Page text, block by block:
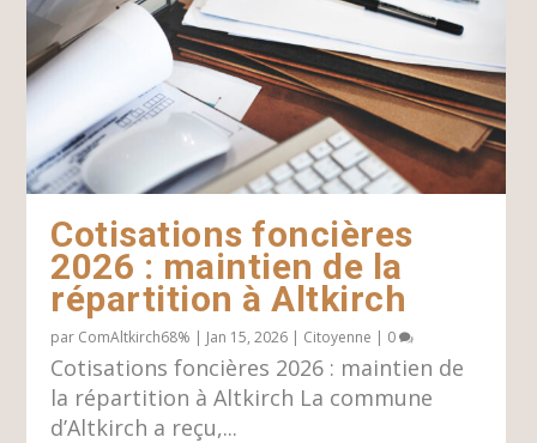
Cotisations foncières
2026 : maintien de la
répartition à Altkirch
par ComAltkirch68% | Jan 15, 2026 | Citoyenne | 0
Cotisations foncières 2026 : maintien de
la répartition à Altkirch La commune
d’Altkirch a reçu,...